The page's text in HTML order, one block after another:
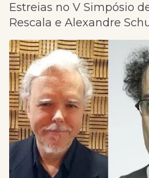
Estreias no V Simpósio
Rescala e Alexandre